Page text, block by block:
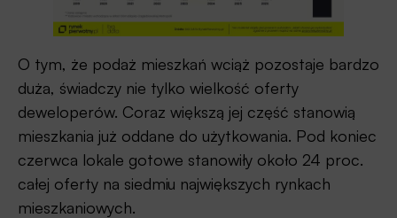
O tym, że podaż mieszkań wciąż pozostaje bardzo
duża, świadczy nie tylko wielkość oferty
deweloperów. Coraz większą jej część stanowią
mieszkania już oddane do użytkowania. Pod koniec
czerwca lokale gotowe stanowiły około 24 proc.
całej oferty na siedmiu największych rynkach
mieszkaniowych.